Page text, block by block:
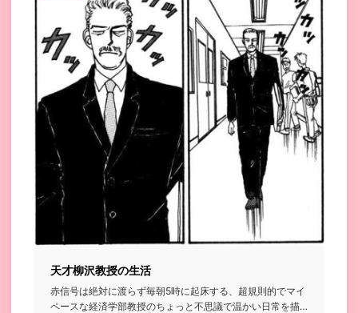
天才柳沢教授の生活
赤信号は絶対に渡らず毎朝5時に起床する、超規則的でマイ
ペースな経済学部教授のちょっと不思議で温かい日常を描